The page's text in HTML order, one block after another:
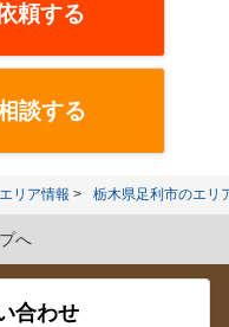
頼する
談する
エリア情報 栃木県足利市のエリ
へ
合わせ